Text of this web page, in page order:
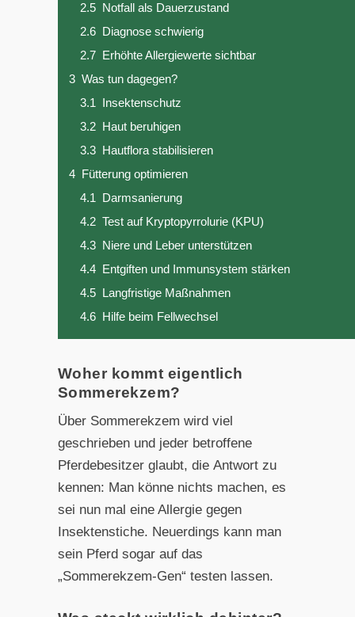
2.5 Notfall als Dauerzustand
2.6 Diagnose schwierig
2.7 Erhöhte Allergiewerte sichtbar
3 Was tun dagegen?
3.1 Insektenschutz
3.2 Haut beruhigen
3.3 Hautflora stabilisieren
4 Fütterung optimieren
4.1 Darmsanierung
4.2 Test auf Kryptopyrrolurie (KPU)
4.3 Niere und Leber unterstützen
4.4 Entgiften und Immunsystem stärken
4.5 Langfristige Maßnahmen
4.6 Hilfe beim Fellwechsel
Woher kommt eigentlich
Sommerekzem?
Über Sommerekzem wird viel
geschrieben und jeder betroffene
Pferdebesitzer glaubt, die Antwort zu
kennen: Man könne nichts machen, es
sei nun mal eine Allergie gegen
Insektenstiche. Neuerdings kann man
sein Pferd sogar auf das
„Sommerekzem-Gen“ testen lassen.